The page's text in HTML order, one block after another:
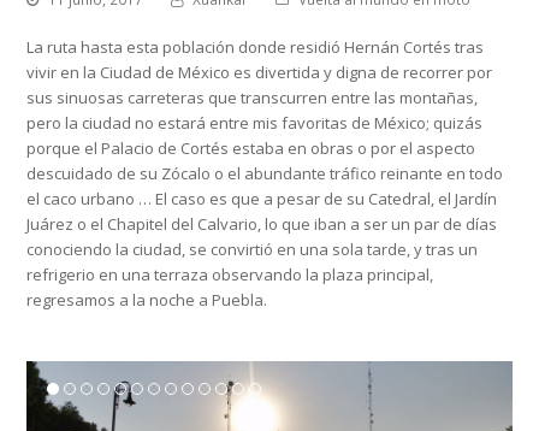
La ruta hasta esta población donde residió Hernán Cortés tras
vivir en la Ciudad de México es divertida y digna de recorrer por
sus sinuosas carreteras que transcurren entre las montañas,
pero la ciudad no estará entre mis favoritas de México; quizás
porque el Palacio de Cortés estaba en obras o por el aspecto
descuidado de su Zócalo o el abundante tráfico reinante en todo
el caco urbano … El caso es que a pesar de su Catedral, el Jardín
Juárez o el Chapitel del Calvario, lo que iban a ser un par de días
conociendo la ciudad, se convirtió en una sola tarde, y tras un
refrigerio en una terraza observando la plaza principal,
regresamos a la noche a Puebla.